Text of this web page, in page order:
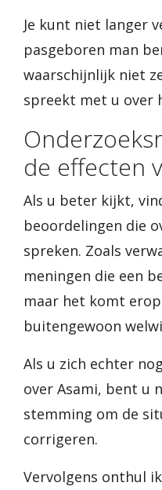
Je kunt niet langer
pasgeboren man
waarschijnlijk niet
spreekt met u over
de effecten
Als u beter kijkt,
beoordelingen die
spreken. Zoals
meningen die een
maar het komt
buitengewoon
Als u zich echter
over Asami, bent u
stemming om de
corrigeren.
Vervolgens onthul